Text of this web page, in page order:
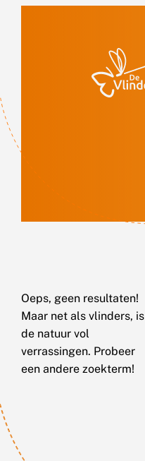
Oeps, geen resultaten!
Maar net als vlinders, is
de natuur vol
verrassingen. Probeer
een andere zoekterm!